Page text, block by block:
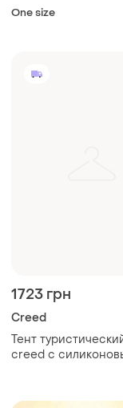
(1450х3000х2700
One size
1723 грн
Creed
Тент
creed с
тзеленый.